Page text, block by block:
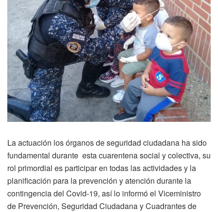
La actuación los órganos de seguridad ciudadana ha sido
fundamental durante esta cuarentena social y colectiva, su
rol primordial es participar en todas las actividades y la
planificación para la prevención y atención durante la
contingencia del Covid-19, así lo informó el Viceministro
de Prevención, Seguridad Ciudadana y Cuadrantes de